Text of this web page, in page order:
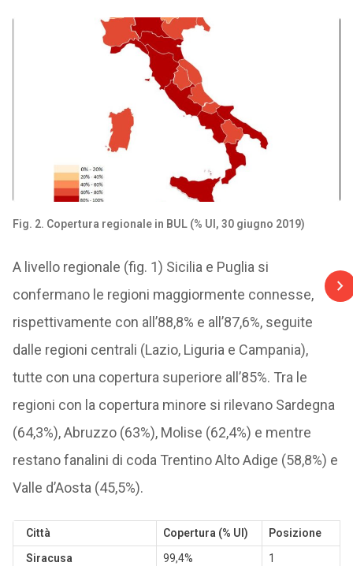
Fig. 2. Copertura regionale in BUL (% UI, 30 giugno 2019)
A livello regionale (fig. 1) Sicilia e Puglia si
confermano le regioni maggiormente connesse,
rispettivamente con all’88,8% e all’87,6%, seguite
dalle regioni centrali (Lazio, Liguria e Campania),
tutte con una copertura superiore all’85%. Tra le
regioni con la copertura minore si rilevano Sardegna
(64,3%), Abruzzo (63%), Molise (62,4%) e mentre
restano fanalini di coda Trentino Alto Adige (58,8%) e
Valle d’Aosta (45,5%).
Città Copertura (% UI)
Posizione
Siracusa
99,4%
1